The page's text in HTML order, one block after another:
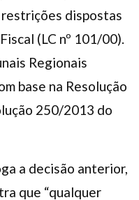
restrições dispostas
(LC nº 101/00).
Regionais
base na Resolução
250/2013 do
a decisão anterior,
que “qualquer